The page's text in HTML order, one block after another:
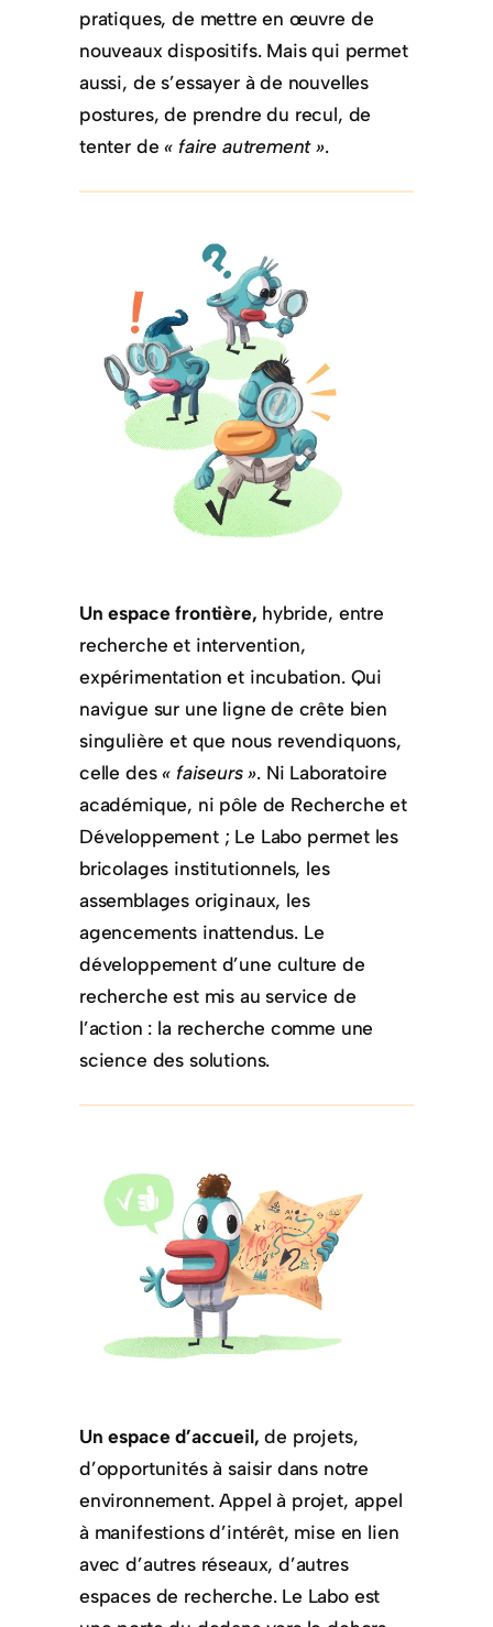
pratiques, de mettre en œuvre de
nouveaux dispositifs. Mais qui permet
aussi, de s’essayer à de nouvelles
postures, de prendre du recul, de
tenter de« faire autrement ».
Un espace frontière, hybride, entre
recherche et intervention,
expérimentation et incubation. Qui
navigue sur une ligne de crête bien
singulière et que nous revendiquons,
celle des« faiseurs ». Ni Laboratoire
académique, ni pôle de Recherche et
Développement ; Le Labo permet les
bricolages institutionnels, les
assemblages originaux, les
agencements inattendus. Le
développement d’une culture de
recherche est mis au service de
l’action : la recherche comme une
science des solutions.
Un espace d’accueil,de projets,
d’opportunités à saisir dans notre
environnement. Appel à projet, appel
à manifestions d’intérêt, mise en lien
avec d’autres réseaux, d’autres
espaces de recherche. Le Labo est